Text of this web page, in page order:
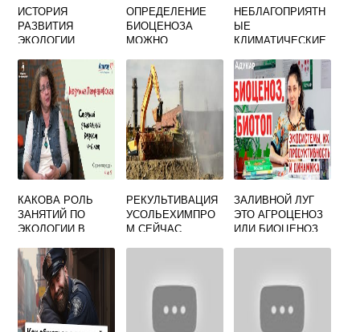
ИСТОРИЯ
РАЗВИТИЯ
ЭКОЛОГИИ
ОПРЕДЕЛЕНИЕ
БИОЦЕНОЗА
МОЖНО
ВИДЕ
СЛЕДУЮЩЕЙ
ФОРМУЛЫ
СХЕМЫ А
ФИТОЦЕНОЗ
ЗООЦЕНОЗ
БИОТОП
НЕБЛАГОПРИЯТН
ЫЕ
КЛИМАТИЧЕСКИЕ
РОССИИ
СООБЩЕНИЕ
КАКОВА РОЛЬ
ЗАНЯТИЙ ПО
ЭКОЛОГИИ В
ЛИЧНОСТИ ДЕТЕЙ
РЕКУЛЬТИВАЦИЯ
УСОЛЬЕХИМПРО
М СЕЙЧАС
ЗАЛИВНОЙ ЛУГ
ЭТО АГРОЦЕНОЗ
ИЛИ БИОЦЕНОЗ